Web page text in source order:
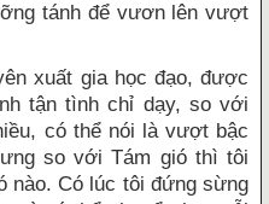
tánh để vươn lên vượt
xuất gia học đạo, được
tận tình chỉ dạy, so với
có thể nói là vượt bậc
so với Tám gió thì tôi
nào. Có lúc tôi đứng sừng